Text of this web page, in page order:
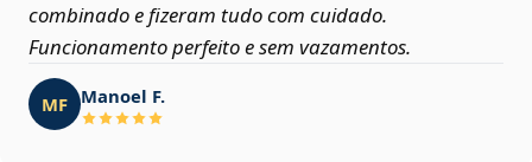
combinado e fizeram tudo com cuidado.
Funcionamento perfeito e sem vazamentos.
MF Manoel F.